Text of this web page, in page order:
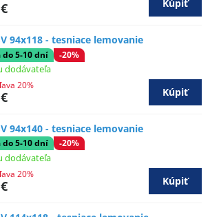
Kúpiť
94x118 - tesniace lemovanie
do 5-10 dní -20%
dodávateľa
20%
Kúpiť
94x140 - tesniace lemovanie
do 5-10 dní -20%
dodávateľa
20%
Kúpiť